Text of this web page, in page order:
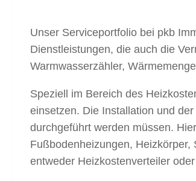
Unser Serviceportfolio bei pkb
Dienstleistungen, die auch die
Warmwasserzähler,
Speziell im Bereich des
einsetzen. Die Installation und
durchgeführt werden müssen.
Fußbodenheizungen,
entweder Heizkostenverteiler